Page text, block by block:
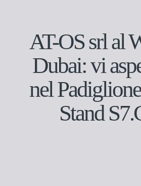
AT-OS srl al
Dubai: vi
nel
Stand